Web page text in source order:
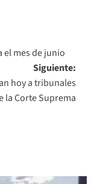
el mes de junio
Siguiente:
hoy a tribunales
la Corte Suprema